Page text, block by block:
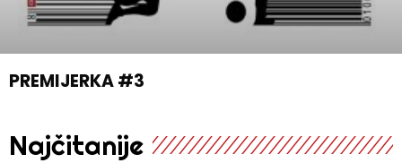
PREMIJERKA #3
Najčitanije